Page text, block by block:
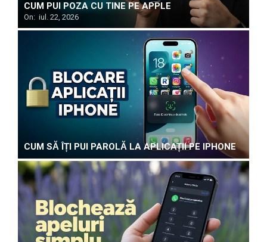
CUM PUI POZA CU TINE PE APPLE
On: iul. 22, 2026
CUM SĂ ÎȚI PUI PAROLĂ LA APLICAȚII PE IPHONE